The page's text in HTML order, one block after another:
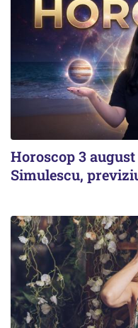
Horoscop 3
Simulescu,